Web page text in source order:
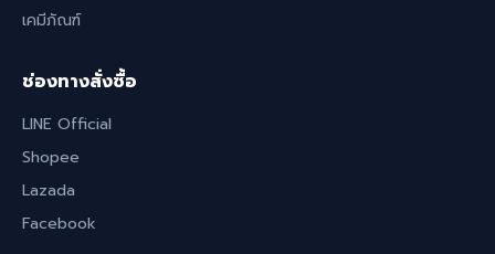
เคมีภัณฑ์
ช่องทางสั่งซื้อ
LINE Official
Shopee
Lazada
Facebook